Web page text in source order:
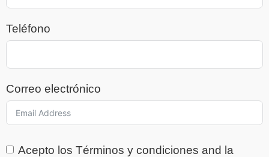
Teléfono
Correo electrónico
Acepto los Términos y condiciones and la